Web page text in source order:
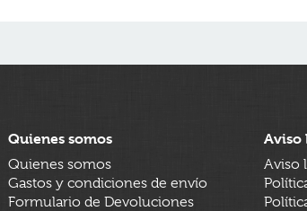
Quienes somos
Quienes somos
Gastos y condiciones de envío
Formulario de Devoluciones
Aviso
Aviso